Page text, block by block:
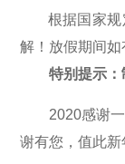
根据国家规定
解！放假期间
特别提示
2020感谢一路
谢有您，值此